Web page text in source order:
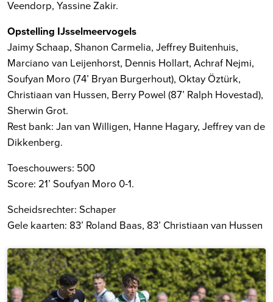
Veendorp, Yassine Zakir.
Opstelling IJsselmeervogels
Jaimy Schaap, Shanon Carmelia, Jeffrey Buitenhuis,
Marciano van Leijenhorst, Dennis Hollart, Achraf Nejmi,
Soufyan Moro (74’ Bryan Burgerhout), Oktay Öztürk,
Christiaan van Hussen, Berry Powel (87’ Ralph Hovestad),
Sherwin Grot.
Rest bank: Jan van Willigen, Hanne Hagary, Jeffrey van de
Dikkenberg.
Toeschouwers: 500
Score: 21’ Soufyan Moro 0-1.
Scheidsrechter: Schaper
Gele kaarten: 83’ Roland Baas, 83’ Christiaan van Hussen